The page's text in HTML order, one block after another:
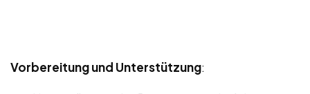
Vorbereitung und Unterstützung: